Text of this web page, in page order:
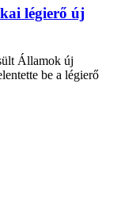
légierő új
Államok új
be a légierő